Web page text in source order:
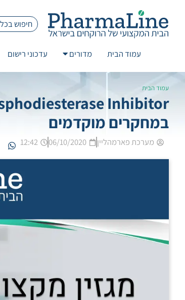
עמוד הבית מדורים עדכוני רישום
עמוד הבית
במחקרים מוקדמים
מערכת פארמהליין 06/10/2020
12:42